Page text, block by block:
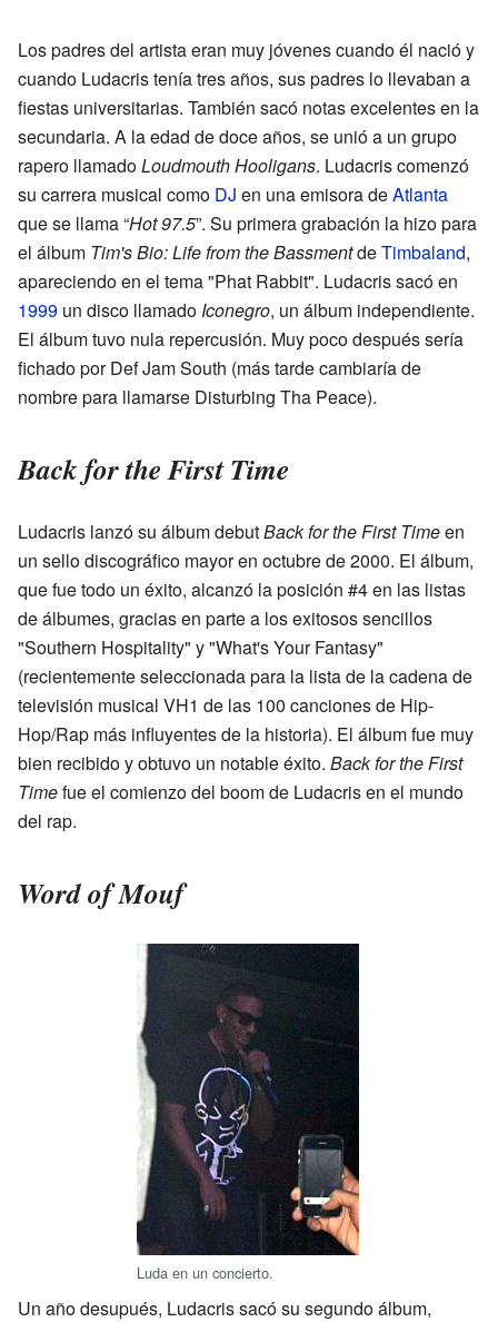
Los padres del artista eran muy jóvenes cuando él nació y
cuando Ludacris tenía tres años, sus padres lo llevaban a
fiestas universitarias. También sacó notas excelentes en la
secundaria. A la edad de doce años, se unió a un grupo
rapero llamadoLoudmouth Hooligans. Ludacris comenzó
su carrera musical como DJ en una emisora deAtlanta
que se llama “Hot 97.5”. Su primera grabación la hizo para
el álbum Tim's Bio: Life from the BassmentdeTimbaland,
apareciendo en el tema "Phat Rabbit". Ludacris sacó en
1999 un disco llamado Iconegro, un álbum independiente.
El álbum tuvo nula repercusión. Muy poco después sería
fichado por Def Jam South (más tarde cambiaría de
nombre para llamarse Disturbing Tha Peace).
Back for the First Time
Ludacris lanzó su álbum debutBack for the First Timeen
un sello discográfico mayor en octubre de 2000. El álbum,
que fue todo un éxito, alcanzó la posición #4 en las listas
de álbumes, gracias en parte a los exitosos sencillos
"Southern Hospitality" y "What's Your Fantasy"
(recientemente seleccionada para la lista de la cadena de
televisión musical VH1 de las 100 canciones de Hip-
Hop/Rap más influyentes de la historia). El álbum fue muy
bien recibido y obtuvo un notable éxito. Back for the First
Timefue el comienzo del boom de Ludacris en el mundo
del rap.
Word of Mouf
Luda en un concierto.
Un año desupués, Ludacris sacó su segundo álbum,